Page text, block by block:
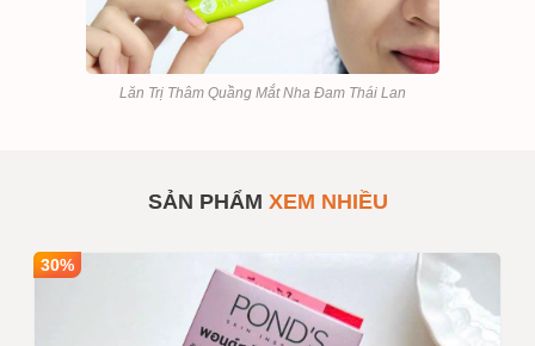
Lăn Trị Thâm Quầng Mắt Nha Đam Thái Lan
Serum 15ml
Giá bán 135,000
Giá trên chưa bao gồm VAT nếu
SẢN PHẨM XEM NHIỀU
30%